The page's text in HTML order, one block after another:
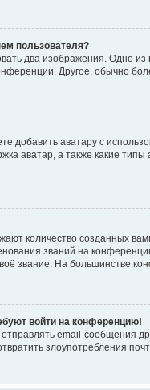
пользователя?
два изображения. Одно
Другое, обычно
добавить аватару с
аватар, а также какие
количество созданных
званий на
звание. На большинстве
войти на конференцию!
email-сообщения
злоупотребления